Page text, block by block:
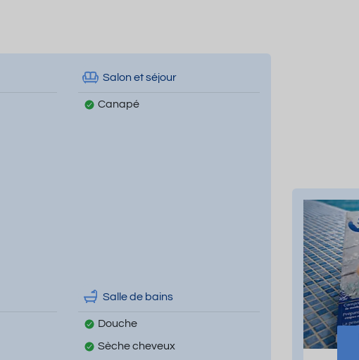
Salon et séjour
Canapé
Salle de bains
Douche
Sèche cheveux